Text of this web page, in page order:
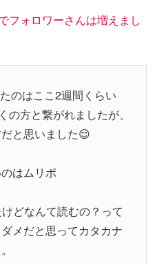
フォロワーさんは増えまし
のはここ2週間くらい
方と繋がれましたが、
と思いました😌
はムリポ
どなんて読むの？って
メだと思ってカタカナ